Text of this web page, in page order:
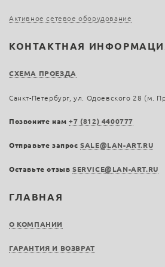
ГЛАВНАЯ
О КОМПАНИИ
ГАРАНТИЯ И ВОЗВРАТ
Активное сетевое оборудование
КОНТАКТНАЯ
СХЕМА ПРОЕЗДА
Санкт-Петербург, ул. Одоевского 28 (м.
Позвоните нам+7 (812) 4400777
Отправьте запросSALE@LAN-ART.RU
Оставьте отзыв SERVICE@LAN-ART.RU